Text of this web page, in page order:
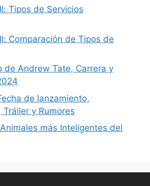
Tipos de Servicios
Comparación de Tipos de
de Andrew Tate, Carrera y
de lanzamiento,
y Rumores
más Inteligentes del